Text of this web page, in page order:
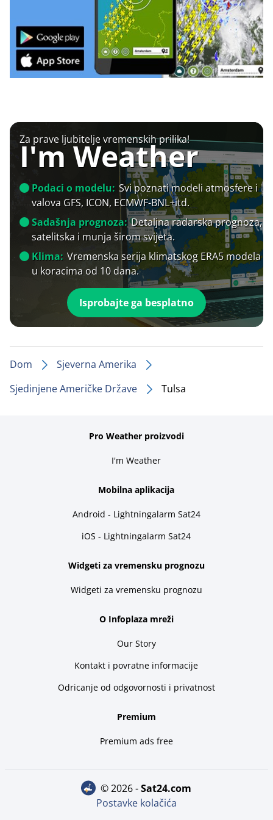
Za prave ljubitelje vremenskih prilika!
I'm Weather
Podaci o modelu: Svi poznati modeli atmosfere i
valova GFS, ICON, ECMWF-BNL+itd.
Sadašnja prognoza: Detaljna radarska prognoza,
satelitska i munja širom svijeta.
Klima: Vremenska serija klimatskog ERA5 modela
u koracima od 10 dana.
Isprobajte ga besplatno
Dom
Sjeverna Amerika
Sjedinjene Američke Države
Tulsa
Pro Weather proizvodi
I'm Weather
Mobilna aplikacija
Android - Lightningalarm Sat24
iOS - Lightningalarm Sat24
Widgeti za vremensku prognozu
Widgeti za vremensku prognozu
O Infoplaza mreži
Our Story
Kontakt i povratne informacije
Odricanje od odgovornosti i privatnost
Premium
Premium ads free
© 2026 - sat24.com
Postavke kolačića